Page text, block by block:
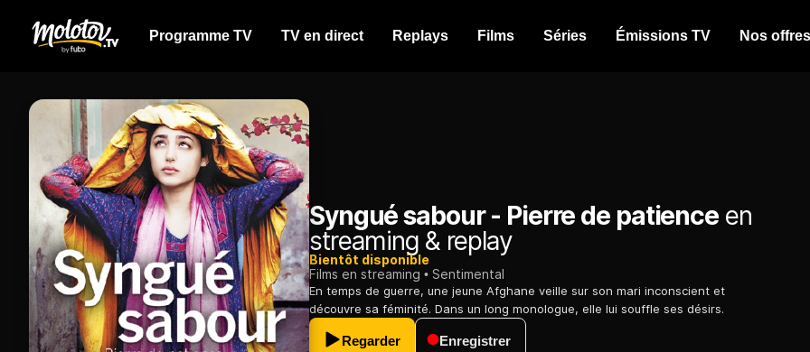
Programme TV TV en direct Replays Films Séries Émissions TV Nos offres
Syngué sabour - Pierre de patienceen
streaming & replay
Bientôt disponible
Films en streaming
Sentimental
En temps de guerre, une jeune Afghane veille sur son mari inconscient et
découvre sa féminité. Dans un long monologue, elle lui souffle ses désirs.
Regarder Enregistrer